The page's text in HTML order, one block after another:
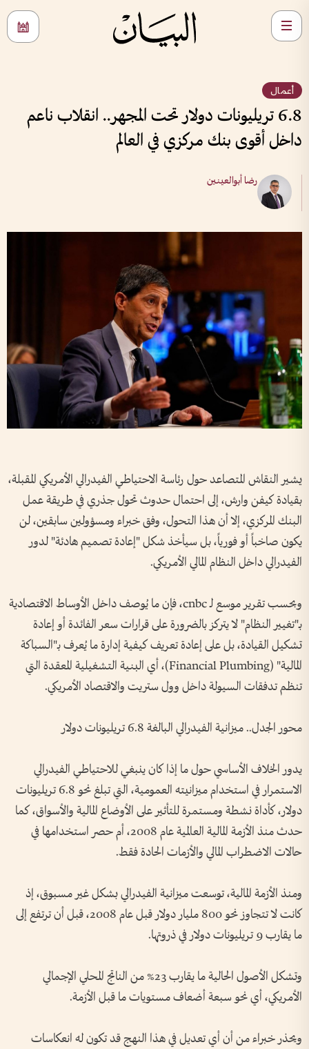
أعمال
6.8 تريليونات دولار تحت المجهر.. انقلاب ناعم
داخل أقوى بنك مركزي في العالم
رضا أبوالعينين
يشير النقاش المتصاعد حول رئاسة الاحتياطي الفيدرالي الأمريكي المقبلة،
بقيادة كيفن وارش، إلى احتمال حدوث تحول جذري في طريقة عمل
البنك المركزي، إلا أن هذا التحول، وفق خبراء ومسؤولين سابقين، لن
يكون صاخباً أو فورياً، بل سيأخذ شكل "إعادة تصميم هادئة" لدور
الفيدرالي داخل النظام المالي الأمريكي.
وبحسب تقرير موسع لـ cnbc، فإن ما يُوصف داخل الأوساط الاقتصادية
بـ"تغيير النظام" لا يتركز بالضرورة على قرارات سعر الفائدة أو إعادة
تشكيل القيادة، بل على إعادة تعريف كيفية إدارة ما يُعرف بـ"السباكة
المالية" (Financial Plumbing)، أي البنية التشغيلية المعقدة التي
تنظم تدفقات السيولة داخل وول ستريت والاقتصاد الأمريكي.
محور الجدل.. ميزانية الفيدرالي البالغة 6.8 تريليونات دولار
يدور الخلاف الأساسي حول ما إذا كان ينبغي للاحتياطي الفيدرالي
الاستمرار في استخدام ميزانيته العمومية، التي تبلغ نحو 6.8 تريليونات
دولار، كأداة نشطة ومستمرة للتأثير على الأوضاع المالية والأسواق، كما
حدث منذ الأزمة المالية العالمية عام 2008، أم حصر استخدامها في
حالات الاضطراب المالي والأزمات الحادة فقط.
ومنذ الأزمة المالية، توسعت ميزانية الفيدرالي بشكل غير مسبوق، إذ
كانت لا تتجاوز نحو 800 مليار دولار قبل عام 2008، قبل أن ترتفع إلى
ما يقارب 9 تريليونات دولار في ذروتها.
وتشكل الأصول الحالية ما يقارب 23% من الناتج المحلي الإجمالي
الأمريكي، أي نحو سبعة أضعاف مستويات ما قبل الأزمة.
ويحذر خبراء من أن أي تعديل في هذا النهج قد تكون له انعكاسات